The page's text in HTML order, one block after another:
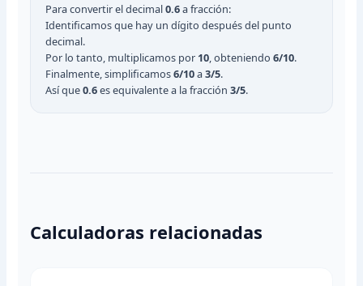
Para convertir el decimal0.6a fracción:
Identificamos que hay un dígito después del punto
decimal.
Por lo tanto, multiplicamos por 10 , obteniendo6/10.
Finalmente, simplificamos6/10a3/5.
Así que0.6es equivalente a la fracción3/5.
Calculadoras relacionadas